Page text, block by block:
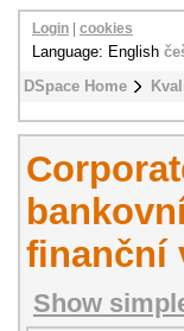
DSpace Home
Login cookies
Language: English
finanční
Show